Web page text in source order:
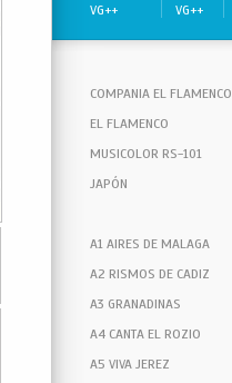
VG++ VG++
COMPANIA EL FLAMENCO
EL FLAMENCO
MUSICOLOR RS-101
JAPÓN
A1 AIRES DE MALAGA
A2 RISMOS DE CADIZ
A3 GRANADINAS
A4 CANTA EL ROZIO
A5 VIVA JEREZ